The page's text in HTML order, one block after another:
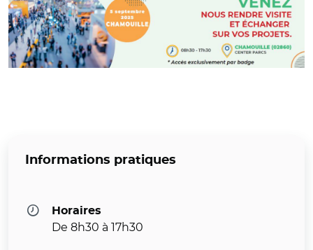
Informations pratiques
Horaires
De 8h30 à 17h30